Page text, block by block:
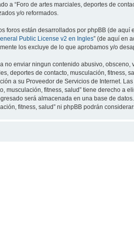
a “Foro de artes marciales, deportes de
y/o reformados.
foros están desarrollados por phpBB (de aquí
Public License v2 en Ingles” (de aquí en
los excluye de lo que aprobamos y/o
no enviar ningun contenido abusivo,
deportes de contacto, musculación, fitness,
a su Proveedor de Servicios de Internet.
musculación, fitness, salud” tiene derecho a
será almacenada en una base de
fitness, salud” ni phpBB podrán